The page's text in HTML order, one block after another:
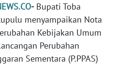
-Bupati Toba
menyampaikan Nota
Kebijakan Umum
Perubahan
Sementara (P.PPAS)